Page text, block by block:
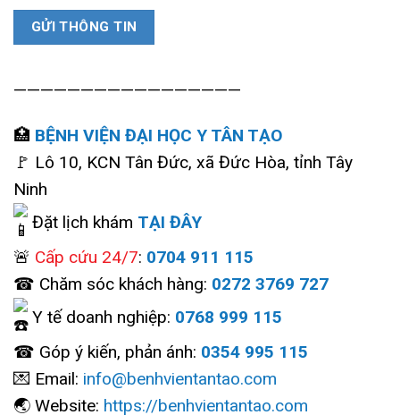
—————————————————
🏥 BỆNH VIỆN ĐẠI HỌC Y TÂN TẠO
🚩 Lô 10, KCN Tân Đức, xã Đức Hòa, tỉnh Tây
Ninh
Đặt lịch khám TẠI ĐÂY
🚨 Cấp cứu 24/7: 0704 911 115
☎ Chăm sóc khách hàng: 0272 3769 727
Y tế doanh nghiệp: 0768 999 115
☎ Góp ý kiến, phản ánh: 0354 995 115
💌 Email: info@benhvientantao.com
🌏 Website: https://benhvientantao.com